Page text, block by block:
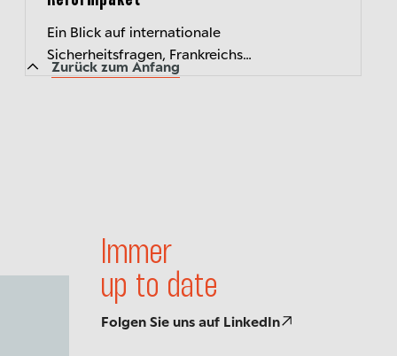
Ein Blick auf internationale
Sicherheitsfragen, Frankreichs
Rechtspopulisten und das Ringen um
Immer
up to date
Folgen Sie uns auf LinkedIn
Zurück zum Anfang